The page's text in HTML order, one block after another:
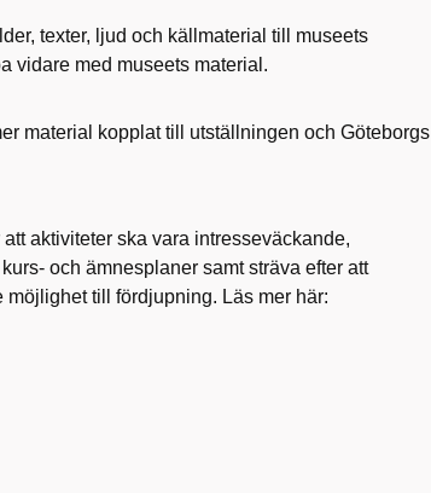
texter, ljud och källmaterial till museets
vidare med museets material.
material kopplat till utställningen och Göteborgs
aktiviteter ska vara intresseväckande,
och ämnesplaner samt sträva efter att
till fördjupning. Läs mer här: